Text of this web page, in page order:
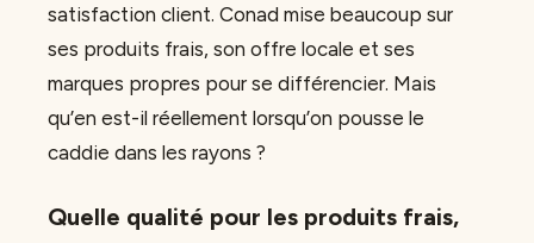
satisfaction client. Conad mise beaucoup sur
ses produits frais, son offre locale et ses
marques propres pour se différencier. Mais
qu’en est-il réellement lorsqu’on pousse le
caddie dans les rayons ?
Quelle qualité pour les produits frais,